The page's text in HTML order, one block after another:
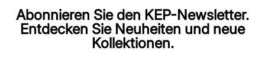
Abonnieren Sie den KEP-Newsletter.
Entdecken Sie Neuheiten und neue
Kollektionen.